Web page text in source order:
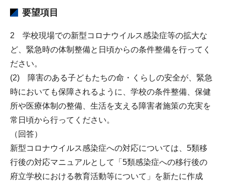
要望項目
2 学校現場での新型コロナウイルス感染症等の拡大な
ど、緊急時の体制整備と日頃からの条件整備を行ってく
ださい。
(2) 障害のある子どもたちの命・くらしの安全が、緊急
時においても保障されるように、学校の条件整備、保健
所や医療体制の整備、生活を支える障害者施策の充実を
常日頃から行ってください。
（回答）
新型コロナウイルス感染症への対応については、5類移
行後の対応マニュアルとして「5類感染症への移行後の
府立学校における教育活動等について」を新たに作成